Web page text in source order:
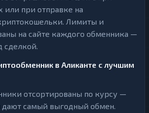
или при отправке на
Лимиты и
на сайте каждого обменника —
сделкой.
в Аликанте с лучшим
отсортированы по курсу —
дают самый выгодный обмен.